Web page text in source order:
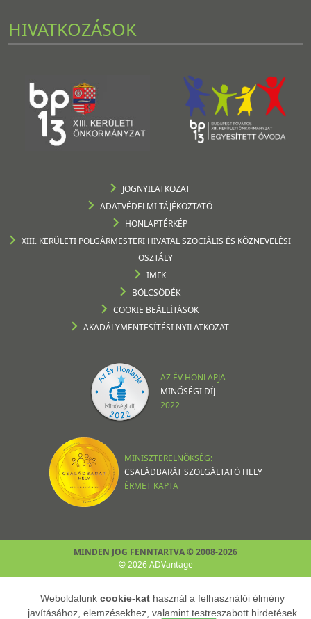
HIVATKOZÁSOK
JOGNYILATKOZAT
ADATVÉDELMI TÁJÉKOZTATÓ
HONLAPTÉRKÉP
XIII. KERÜLETI POLGÁRMESTERI HIVATAL SZOCIÁLIS ÉS KÖZNEVELÉSI
OSZTÁLY
IMFK
BÖLCSÖDÉK
COOKIE BEÁLLÍTÁSOK
AKADÁLYMENTESÍTÉSI NYILATKOZAT
AZ ÉV HONLAPJA
MINŐSÉGI DÍJ
2022
MINISZTERELNÖKSÉG:
CSALÁDBARÁT SZOLGÁLTATÓ HELY
ÉRMET KAPTA
MINDEN JOG FENNTARTVA © 2008-2026
© 2026 ADVantage
Weboldalunk cookie-kat használ a felhasználói élmény
javításához, elemzésekhez, valamint testreszabott hirdetések